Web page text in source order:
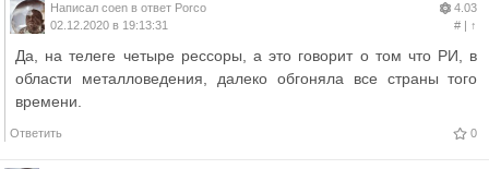
Написал coen в ответ Porco
02.12.2020 в 19:13:31
4.03
#| ↑
Да, на телеге четыре рессоры, а это говорит о том что РИ, в
области металловедения, далеко обгоняла все страны того
времени.
Ответить 0